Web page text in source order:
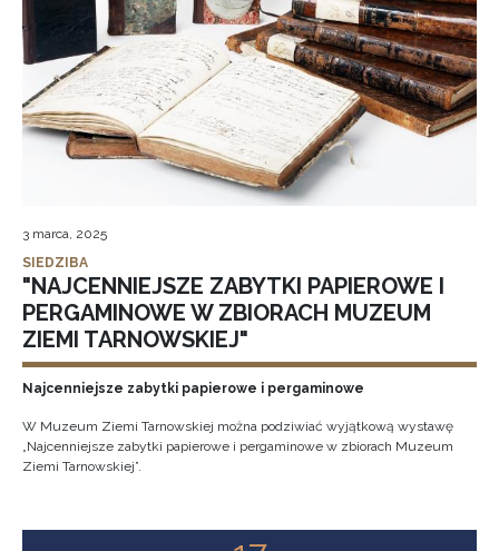
3 marca, 2025
SIEDZIBA
"NAJCENNIEJSZE ZABYTKI PAPIEROWE I
PERGAMINOWE W ZBIORACH MUZEUM
ZIEMI TARNOWSKIEJ"
Najcenniejsze zabytki papierowe i pergaminowe
W Muzeum Ziemi Tarnowskiej można podziwiać wyjątkową wystawę
„Najcenniejsze zabytki papierowe i pergaminowe w zbiorach Muzeum
Ziemi Tarnowskiej”.